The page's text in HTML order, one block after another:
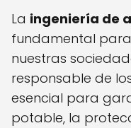
La ingeniería de
fundamental
nuestras
responsable de
esencial para
potable, la